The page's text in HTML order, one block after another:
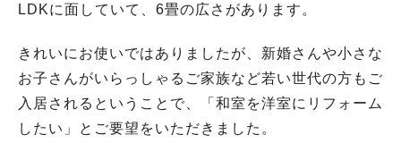
LDKに面していて、6畳の広さがあります。
きれいにお使いではありましたが、新婚さんや小さな
お子さんがいらっしゃるご家族など若い世代の方もご
入居されるということで、「和室を洋室にリフォーム
したい」とご要望をいただきました。